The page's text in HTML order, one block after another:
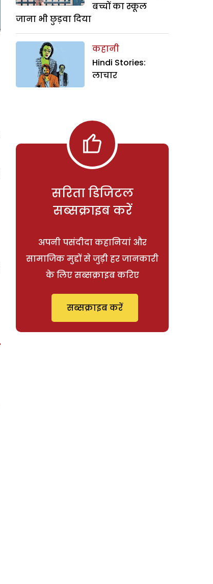
बच्चों का स्कूल
जाना भी छुड़वा दिया
कहानी
Hindi Stories:
लाचार
सरिता डिजिटल
सब्सक्राइब करें
अपनी पसंदीदा कहानियां और
सामाजिक मुद्दों से जुड़ी हर जानकारी
के लिए सब्सक्राइब करिए
सब्सक्राइब करें